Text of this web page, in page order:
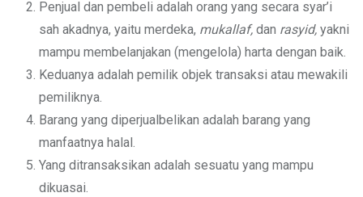
Penjual dan pembeli adalah orang yang secara syar’i
sah akadnya, yaitu merdeka, mukallaf, dan rasyid, yakni
mampu membelanjakan (mengelola) harta dengan baik.
Keduanya adalah pemilik objek transaksi atau mewakili
pemiliknya.
Barang yang diperjualbelikan adalah barang yang
manfaatnya halal.
Yang ditransaksikan adalah sesuatu yang mampu
dikuasai.